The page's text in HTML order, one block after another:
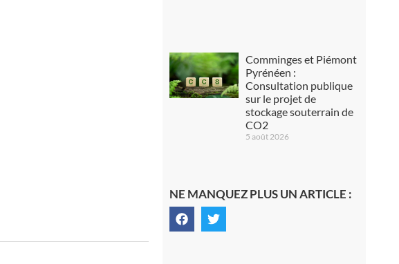
Comminges et Piémont
Pyrénéen :
Consultation publique
sur le projet de
stockage souterrain de
CO2
5 août 2026
NE MANQUEZ PLUS UN ARTICLE :